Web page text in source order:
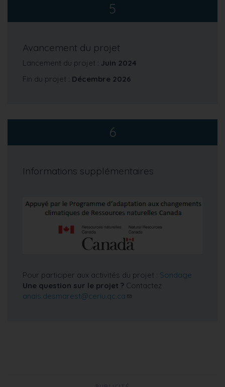
5
Avancement du projet
Lancement du projet : Juin 2024
Fin du projet : Décembre 2026
6
Informations supplémentaires
Pour participer aux activités du projet : Sondage
Une question sur le projet ? Contactez
anais.desmarest@ceriu.qc.ca